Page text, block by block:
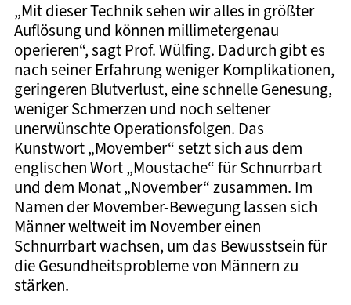
„Mit dieser Technik sehen wir alles in größter
Auflösung und können millimetergenau
operieren“, sagt Prof. Wülfing. Dadurch gibt es
nach seiner Erfahrung weniger Komplikationen,
geringeren Blutverlust, eine schnelle Genesung,
weniger Schmerzen und noch seltener
unerwünschte Operationsfolgen. Das
Kunstwort „Movember“ setzt sich aus dem
englischen Wort „Moustache“ für Schnurrbart
und dem Monat „November“ zusammen. Im
Namen der Movember-Bewegung lassen sich
Männer weltweit im November einen
Schnurrbart wachsen, um das Bewusstsein für
die Gesundheitsprobleme von Männern zu
stärken.